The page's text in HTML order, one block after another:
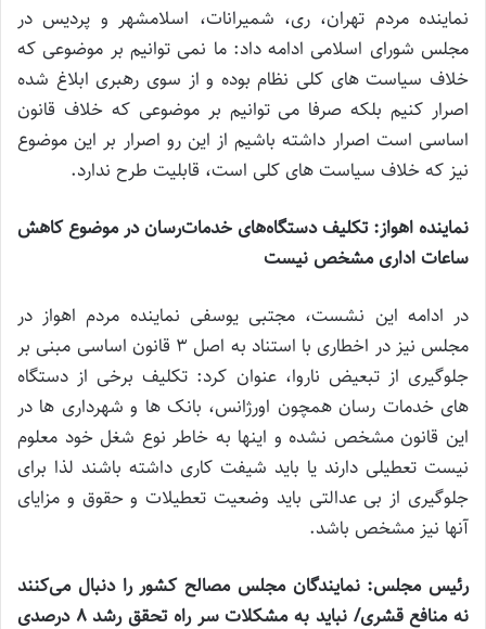
نماینده مردم تهران، ری، شمیرانات، اسلامشهر و پردیس در
مجلس شورای اسلامی ادامه داد: ما نمی توانیم بر موضوعی که
خلاف سیاست های کلی نظام بوده و از سوی رهبری ابلاغ شده
اصرار کنیم بلکه صرفا می توانیم بر موضوعی که خلاف قانون
اساسی است اصرار داشته باشیم از این رو اصرار بر این موضوع
نیز که خلاف سیاست های کلی است، قابلیت طرح ندارد.
نماینده اهواز: تکلیف دستگاه‌های خدمات‌رسان در موضوع کاهش
ساعات اداری مشخص نیست
در ادامه این نشست، مجتبی یوسفی نماینده مردم اهواز در
مجلس نیز در اخطاری با استناد به اصل 3 قانون اساسی مبنی بر
جلوگیری از تبعیض ناروا، عنوان کرد: تکلیف برخی از دستگاه
های خدمات رسان همچون اورژانس، بانک ها و شهرداری ها در
این قانون مشخص نشده و اینها به خاطر نوع شغل خود معلوم
نیست تعطیلی دارند یا باید شیفت کاری داشته باشند لذا برای
جلوگیری از بی عدالتی باید وضعیت تعطیلات و حقوق و مزایای
آنها نیز مشخص باشد.
رئیس مجلس: نمایندگان مجلس مصالح کشور را دنبال می‌کنند
نه منافع قشری/ نباید به مشکلات سر راه تحقق رشد 8 درصدی